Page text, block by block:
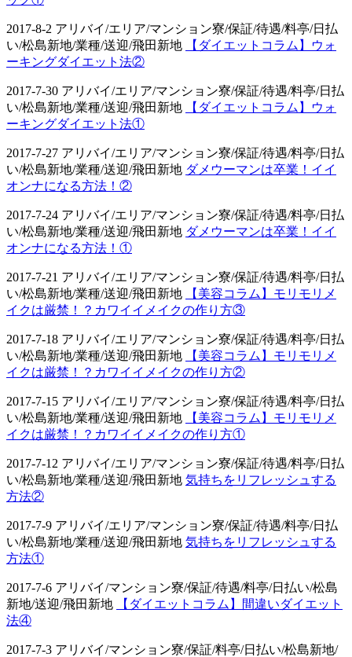
2017-8-2 アリバイ/エリア/マンション寮/保証/待遇/料亭/日払
い/松島新地/業種/送迎/飛田新地
【ダイエットコラム】ウォ
ーキングダイエット法②
2017-7-30 アリバイ/エリア/マンション寮/保証/待遇/料亭/日払
い/松島新地/業種/送迎/飛田新地
【ダイエットコラム】ウォ
ーキングダイエット法①
2017-7-27 アリバイ/エリア/マンション寮/保証/待遇/料亭/日払
い/松島新地/業種/送迎/飛田新地 ダメウーマンは卒業！イイ
オンナになる方法！②
2017-7-24 アリバイ/エリア/マンション寮/保証/待遇/料亭/日払
い/松島新地/業種/送迎/飛田新地 ダメウーマンは卒業！イイ
オンナになる方法！①
2017-7-21 アリバイ/エリア/マンション寮/保証/待遇/料亭/日払
い/松島新地/業種/送迎/飛田新地
【美容コラム】モリモリメ
イクは厳禁！？カワイイメイクの作り方③
2017-7-18 アリバイ/エリア/マンション寮/保証/待遇/料亭/日払
い/松島新地/業種/送迎/飛田新地
【美容コラム】モリモリメ
イクは厳禁！？カワイイメイクの作り方②
2017-7-15 アリバイ/エリア/マンション寮/保証/待遇/料亭/日払
い/松島新地/業種/送迎/飛田新地
【美容コラム】モリモリメ
イクは厳禁！？カワイイメイクの作り方①
2017-7-12 アリバイ/エリア/マンション寮/保証/待遇/料亭/日払
い/松島新地/業種/送迎/飛田新地 気持ちをリフレッシュする
方法②
2017-7-9 アリバイ/エリア/マンション寮/保証/待遇/料亭/日払
い/松島新地/業種/送迎/飛田新地 気持ちをリフレッシュする
方法①
2017-7-6 アリバイ/マンション寮/保証/待遇/料亭/日払い/松島
新地/送迎/飛田新地
【ダイエットコラム】間違いダイエット
法④
2017-7-3 アリバイ/マンション寮/保証/料亭/日払い/松島新地/